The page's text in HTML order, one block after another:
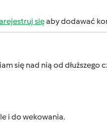
sięaby dodawać
się nad nią od dłuższego
i do wekowania.